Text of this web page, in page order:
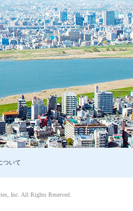
ついて
Inc. All Rights Reserved.